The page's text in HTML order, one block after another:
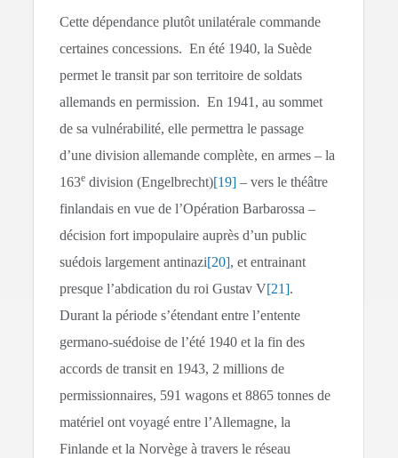
Cette dépendance plutôt unilatérale commande
certaines concessions. En été 1940, la Suède
permet le transit par son territoire de soldats
allemands en permission. En 1941, au sommet
de sa vulnérabilité, elle permettra le passage
d’une division allemande complète, en armes – la
163e division (Engelbrecht)[19] – vers le théâtre
finlandais en vue de l’Opération Barbarossa –
décision fort impopulaire auprès d’un public
suédois largement antinazi[20], et entrainant
presque l’abdication du roi Gustav V[21].
Durant la période s’étendant entre l’entente
germano-suédoise de l’été 1940 et la fin des
accords de transit en 1943, 2 millions de
permissionnaires, 591 wagons et 8865 tonnes de
matériel ont voyagé entre l’Allemagne, la
Finlande et la Norvège à travers le réseau